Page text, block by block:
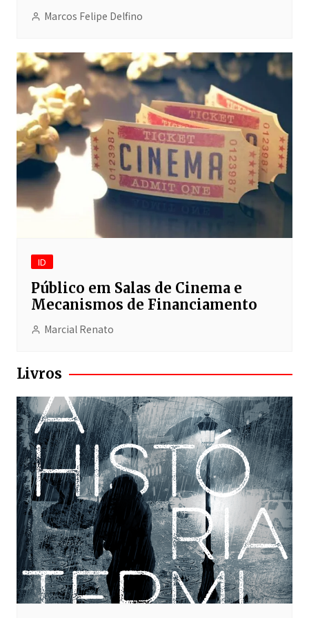
Marcos Felipe Delfino
ID
Público em Salas de Cinema e
Mecanismos de Financiamento
Marcial Renato
Livros